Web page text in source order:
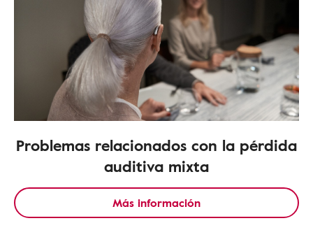
Problemas relacionados con la pérdida
auditiva mixta
Más información